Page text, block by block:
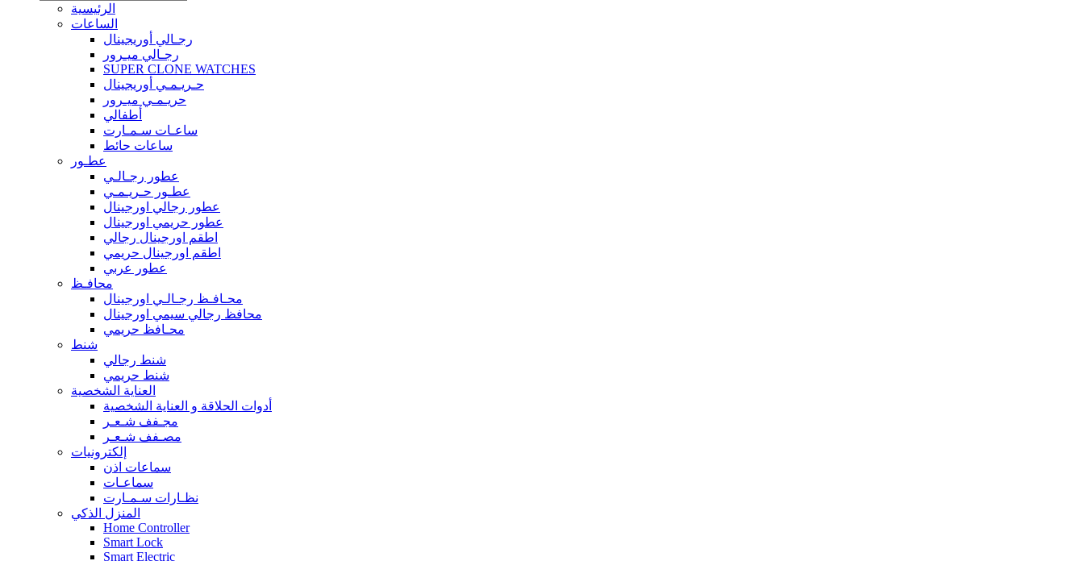
الرئيسية
الساعات
رجـالي أوريجينال
رجـالي ميـرور
SUPER CLONE WATCHES
حـريـمـي أوريجينال
حريـمـي ميـرور
أطفالي
ساعـات سـمـارت
ساعات حائط
عطـور
عطور رجـالـي
عطـور حـريـمـي
عطور رجالي اورجينال
عطور حريمي اورجينال
اطقم اورجينال رجالي
اطقم اورجينال حريمي
عطور عربي
محافـظ
محـافـظ رجـالـي اورجينال
محافظ رجالي سيمي اورجينال
محـافظ حريمي
شنط
شنط رجالي
شنط حريمي
العناية الشخصية
أدوات الحلاقة و العناية الشخصية
مجـفف شـعـر
مصـفف شـعـر
إلكترونيات
سماعات اذن
سماعـات
نظـارات سـمـارت
المنزل الذكي
Home Controller
Smart Lock
Smart Electric